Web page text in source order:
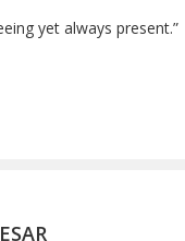
yet always present.”